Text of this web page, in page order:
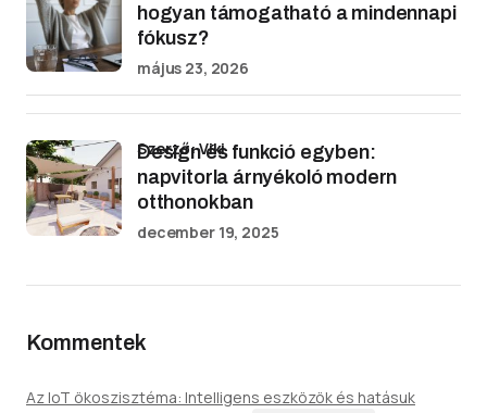
hogyan támogatható a mindennapi
fókusz?
május 23, 2026
Design és funkció egyben:
napvitorla árnyékoló modern
otthonokban
Szerző: Viki
december 19, 2025
Kommentek
Az IoT ökoszisztéma: Intelligens eszközök és hatásuk